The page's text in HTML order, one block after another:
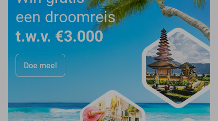
een droomreis
t.w.v. €3.000
Doe mee!